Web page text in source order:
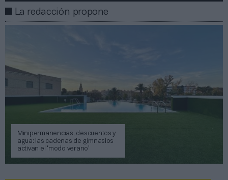
La redacción propone
Minipermanencias, descuentos y
agua: las cadenas de gimnasios
activan el ‘modo verano’